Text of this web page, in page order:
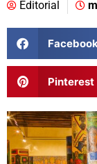
Editorial
Facebook
Pinterest